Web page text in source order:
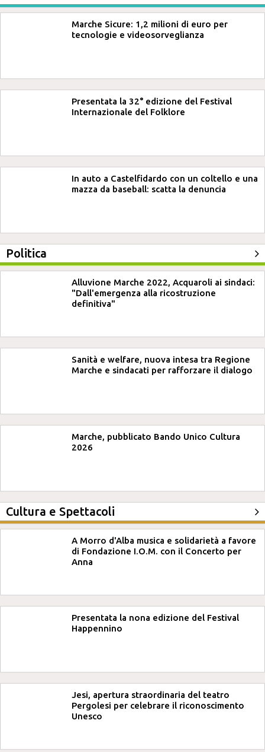
Marche Sicure: 1,2 milioni di euro per
tecnologie e videosorveglianza
Presentata la 32° edizione del Festival
Internazionale del Folklore
In auto a Castelfidardo con un coltello e una
mazza da baseball: scatta la denuncia
Politica
Alluvione Marche 2022, Acquaroli ai sindaci:
"Dall'emergenza alla ricostruzione
definitiva"
Sanità e welfare, nuova intesa tra Regione
Marche e sindacati per rafforzare il dialogo
Marche, pubblicato Bando Unico Cultura
2026
Cultura e Spettacoli
A Morro d'Alba musica e solidarietà a favore
di Fondazione I.O.M. con il Concerto per
Anna
Presentata la nona edizione del Festival
Happennino
Jesi, apertura straordinaria del teatro
Pergolesi per celebrare il riconoscimento
Unesco